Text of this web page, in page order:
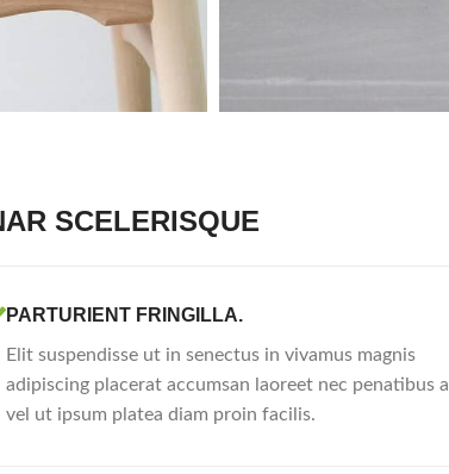
SCELERISQUE
PARTURIENT FRINGILLA.
Elit suspendisse ut in senectus in vivamus magnis
adipiscing placerat accumsan laoreet nec penatibus a
vel ut ipsum platea diam proin facilis.